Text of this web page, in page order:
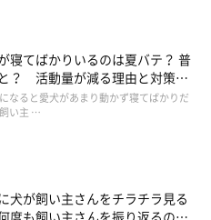
寝てばかりいるのは夏バテ？ 普
？ 活動量が減る理由と対策と
なると愛犬があまり動かず寝てばかりだ
い主 …
犬が飼い主さんをチラチラ見る
も飼い主さんを振り返るのは